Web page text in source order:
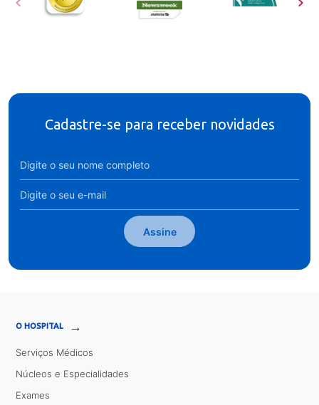
Cadastre-se para receber novidades
Assine
O HOSPITAL →
Serviços Médicos
Núcleos e Especialidades
Exames